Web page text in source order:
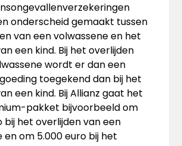
onderscheid gemaakt tussen
van een volwassene en het
een kind. Bij het overlijden
wordt er dan een
toegekend dan bij het
een kind. Bij Allianz gaat het
pakket bijvoorbeeld om
bij het overlijden van een
en om 5.000 euro bij het